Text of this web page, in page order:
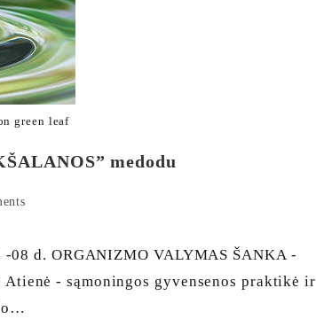
green leaf
medodu
08 d. ORGANIZMO VALYMAS ŠANKA -
- sąmoningos gyvensenos praktikė ir